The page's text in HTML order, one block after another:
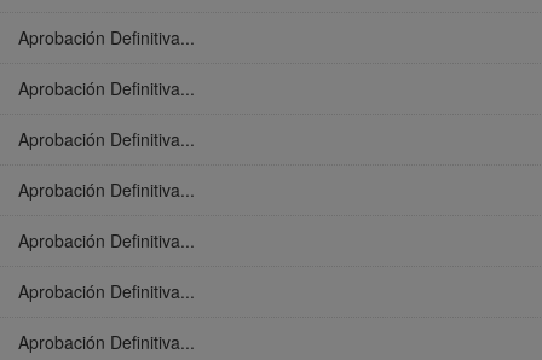
Aprobación Definitiva...
Aprobación Definitiva...
Aprobación Definitiva...
Aprobación Definitiva...
Aprobación Definitiva...
Aprobación Definitiva...
Aprobación Definitiva...